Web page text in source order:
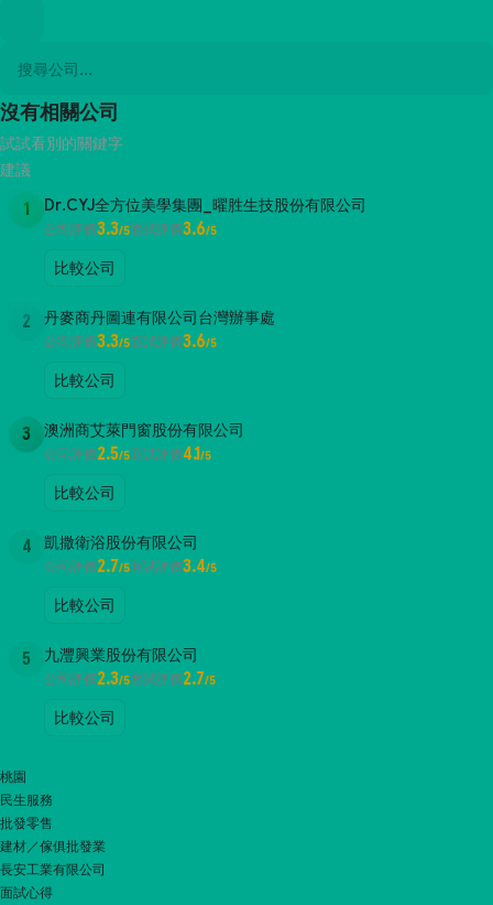
沒有相關公司
試試看別的關鍵字
建議
1 Dr.CYJ全方位美學集團_曜胜生技股份有限公司
公司評價3.3/5面試評價3.6/5
比較公司
2 丹麥商丹圖連有限公司台灣辦事處
公司評價3.3/5面試評價3.6/5
比較公司
3 澳洲商艾萊門窗股份有限公司
公司評價2.5/5面試評價4.1/5
比較公司
4 凱撒衛浴股份有限公司
公司評價2.7/5面試評價3.4/5
比較公司
5 九灃興業股份有限公司
公司評價2.3/5面試評價2.7/5
比較公司
桃園
民生服務
批發零售
建材／傢俱批發業
長安工業有限公司
面試心得